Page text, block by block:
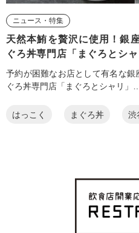
ニュース・特集
天然本鮪を贅沢に使用！銀
ぐろ丼専門店「まぐろとシ
予約が困難なお店として有名な
ぐろ丼専門店「まぐろとシャリ」
はっこく まぐろ丼 渋